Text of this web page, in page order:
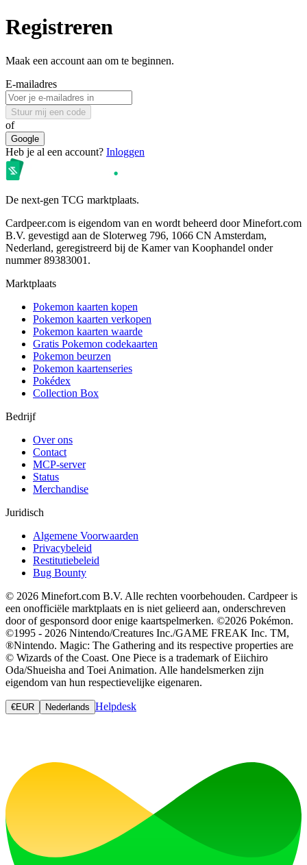
Registreren
Maak een account aan om te beginnen.
E-mailadres
Stuur mij een code
of
Google
Heb je al een account? Inloggen
De next-gen TCG marktplaats.
Cardpeer.com is eigendom van en wordt beheerd door Minefort.com
B.V. gevestigd aan de Sloterweg 796, 1066 CN Amsterdam,
Nederland, geregistreerd bij de Kamer van Koophandel onder
nummer 89383001.
Marktplaats
Pokemon kaarten kopen
Pokemon kaarten verkopen
Pokemon kaarten waarde
Gratis Pokemon codekaarten
Pokemon beurzen
Pokemon kaartenseries
Pokédex
Collection Box
Bedrijf
Over ons
Contact
MCP-server
Status
Merchandise
Juridisch
Algemene Voorwaarden
Privacybeleid
Restitutiebeleid
Bug Bounty
© 2026 Minefort.com B.V. Alle rechten voorbehouden. Cardpeer is
een onofficiële marktplaats en is niet gelieerd aan, onderschreven
door of gesponsord door enige kaartspelmerken. ©2026 Pokémon.
©1995 - 2026 Nintendo/Creatures Inc./GAME FREAK Inc. TM,
®Nintendo. Magic: The Gathering and its respective properties are
© Wizards of the Coast. One Piece is a trademark of Eiichiro
Oda/Shueisha and Toei Animation. Alle handelsmerken zijn
eigendom van hun respectievelijke eigenaren.
€EUR Nederlands Helpdesk